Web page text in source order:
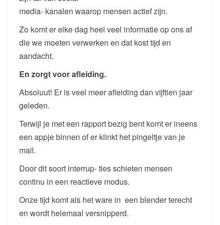
media- kanalen waarop mensen actief zijn.
Zo komt er elke dag heel veel informatie op ons af
die we moeten verwerken en dat kost tijd en
aandacht.
En zorgt voor afleiding.
Absoluut! Er is veel meer afleiding dan vijftien jaar
geleden.
Terwijl je met een rapport bezig bent komt er ineens
een appje binnen of er klinkt het pingeltje van je
mail.
Door dit soort interrup- ties schieten mensen
continu in een reactieve modus.
Onze tijd komt als het ware in een blender terecht
en wordt helemaal versnipperd.